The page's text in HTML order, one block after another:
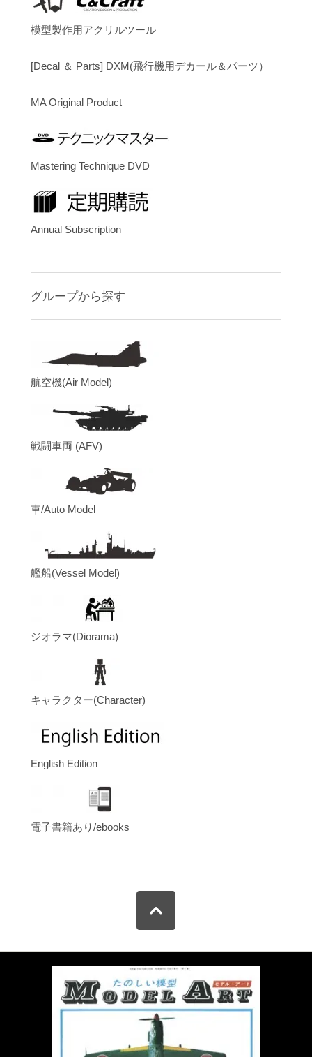
模型製作用アクリルツール
[Decal ＆ Parts] DXM(飛行機用デカール＆パーツ）
MA Original Product
Mastering Technique DVD
Annual Subscription
グループから探す
航空機(Air Model)
戦闘車両 (AFV)
車/Auto Model
艦船(Vessel Model)
ジオラマ(Diorama)
キャラクター(Character)
English Edition
電子書籍あり/ebooks